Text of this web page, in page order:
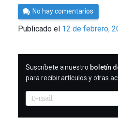
Por
César
Tomé
No hay comentarios
Publicado el 12 de febrero,
SUSCRIBIRME
Suscríbete a nuestro boletín
para recibir artículos y otras